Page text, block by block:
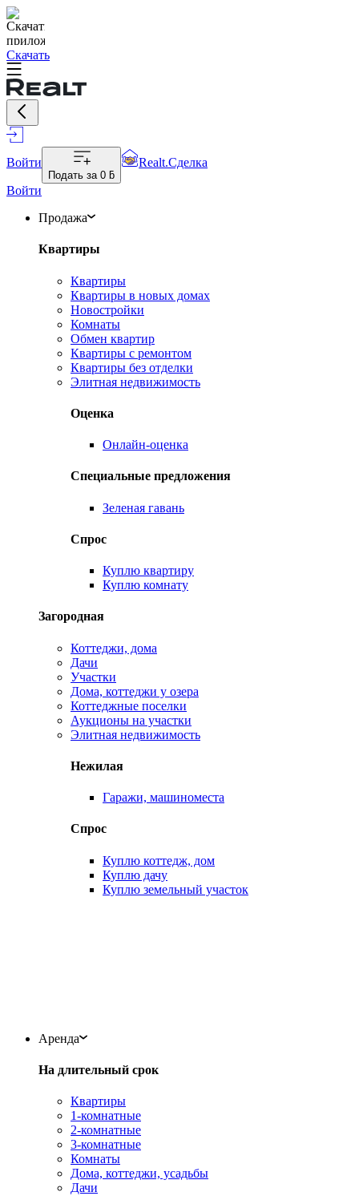
Скачать
Войти
Подать за 0 ƃ
Realt.Сделка
Войти
Продажа
Квартиры
Квартиры
Квартиры в новых домах
Новостройки
Комнаты
Обмен квартир
Квартиры с ремонтом
Квартиры без отделки
Элитная недвижимость
Оценка
Онлайн-оценка
Специальные предложения
Зеленая гавань
Спрос
Куплю квартиру
Куплю комнату
Загородная
Коттеджи, дома
Дачи
Участки
Дома, коттеджи у озера
Коттеджные поселки
Аукционы на участки
Элитная недвижимость
Нежилая
Гаражи, машиноместа
Спрос
Куплю коттедж, дом
Куплю дачу
Куплю земельный участок
Аренда
На длительный срок
Квартиры
1-комнатные
2-комнатные
3-комнатные
Комнаты
Дома, коттеджи, усадьбы
Дачи